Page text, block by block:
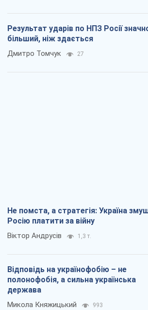
Результат ударів по НПЗ Росії
більший, ніж здається
Дмитро Томчук 27
Не помста, а стратегія: Україна
Росію платити за війну
Віктор Андрусів 1,3 т.
Відповідь на українофобію – не
полонофобія, а сильна українська
держава
Микола Княжицький 993